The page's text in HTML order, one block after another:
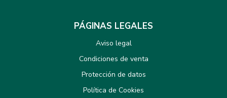
PÁGINAS LEGALES
Aviso legal
Condiciones de venta
Protección de datos
Política de Cookies